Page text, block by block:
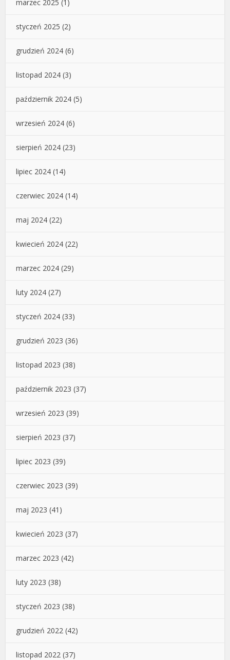
marzec 2025 (1)
styczeń 2025 (2)
grudzień 2024 (6)
listopad 2024 (3)
październik 2024 (5)
wrzesień 2024 (6)
sierpień 2024 (23)
lipiec 2024 (14)
czerwiec 2024 (14)
maj 2024 (22)
kwiecień 2024 (22)
marzec 2024 (29)
luty 2024 (27)
styczeń 2024 (33)
grudzień 2023 (36)
listopad 2023 (38)
październik 2023 (37)
wrzesień 2023 (39)
sierpień 2023 (37)
lipiec 2023 (39)
czerwiec 2023 (39)
maj 2023 (41)
kwiecień 2023 (37)
marzec 2023 (42)
luty 2023 (38)
styczeń 2023 (38)
grudzień 2022 (42)
listopad 2022 (37)